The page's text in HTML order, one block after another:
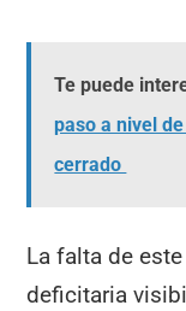
Te puede
paso a nivel
cerrado
La falta de
deficitaria